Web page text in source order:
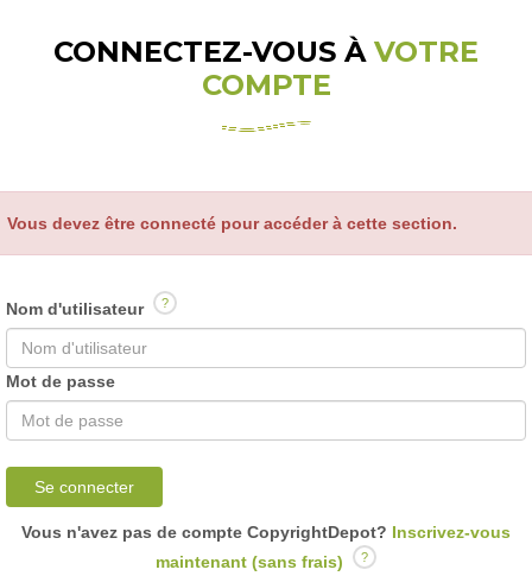
CONNECTEZ-VOUS À VOTRE
COMPTE
Vous devez être connecté pour accéder à cette section.
Nom d'utilisateur ?
Mot de passe
Se connecter
Vous n'avez pas de compte CopyrightDepot? Inscrivez-vous
maintenant (sans frais)
?